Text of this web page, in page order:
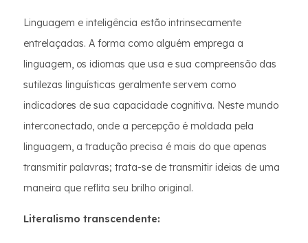
Linguagem e inteligência estão intrinsecamente
entrelaçadas. A forma como alguém emprega a
linguagem, os idiomas que usa e sua compreensão das
sutilezas linguísticas geralmente servem como
indicadores de sua capacidade cognitiva. Neste mundo
interconectado, onde a percepção é moldada pela
linguagem, a tradução precisa é mais do que apenas
transmitir palavras; trata-se de transmitir ideias de uma
maneira que reflita seu brilho original.
Literalismo transcendente: